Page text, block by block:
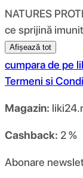
NATURES
ce sprijină
Afișează tot
cumpara de pe
Termeni si
Magazin:
Cashback: 2 %
Abonare